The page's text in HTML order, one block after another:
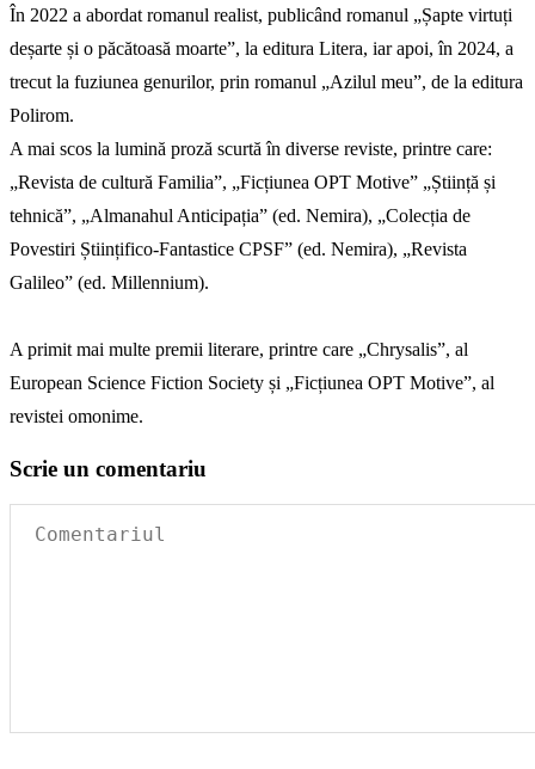
În 2022 a abordat romanul realist, publicând romanul „Șapte virtuți
deșarte și o păcătoasă moarte”, la editura Litera, iar apoi, în 2024, a
trecut la fuziunea genurilor, prin romanul „Azilul meu”, de la editura
Polirom.
A mai scos la lumină proză scurtă în diverse reviste, printre care:
„Revista de cultură Familia”, „Ficțiunea OPT Motive” „Știință și
tehnică”, „Almanahul Anticipația” (ed. Nemira), „Colecția de
Povestiri Științifico-Fantastice CPSF” (ed. Nemira), „Revista
Galileo” (ed. Millennium).
A primit mai multe premii literare, printre care „Chrysalis”, al
European Science Fiction Society și „Ficțiunea OPT Motive”, al
revistei omonime.
Scrie un comentariu